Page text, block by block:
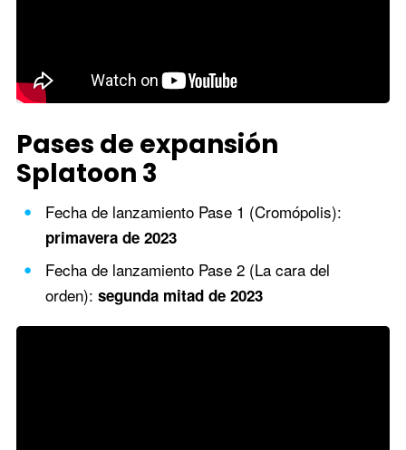
Pases de expansión
Splatoon 3
Fecha de lanzamiento Pase 1 (Cromópolis):
primavera de 2023
Fecha de lanzamiento Pase 2 (La cara del
orden): segunda mitad de 2023